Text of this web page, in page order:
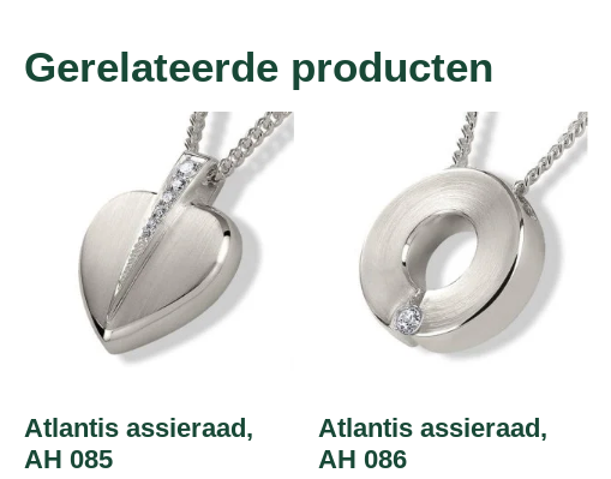
Gerelateerde producten
Atlantis assieraad,
AH 085
Atlantis assieraad,
AH 086